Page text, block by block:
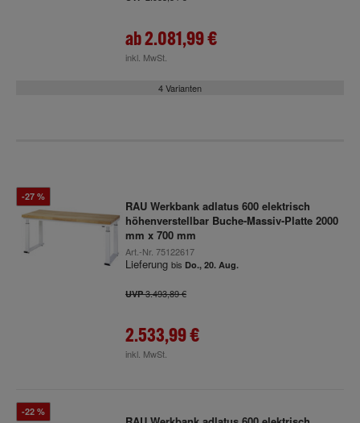
ab2.081,99 €
inkl. MwSt.
4 Varianten
-27 %
RAU Werkbank adlatus 600 elektrisch
höhenverstellbar Buche-Massiv-Platte 2000
mm x 700 mm
Art.-Nr. 75122617
Lieferung bis Do., 20. Aug.
UVP3.493,89 €
2.533,99 €
inkl. MwSt.
-22 %